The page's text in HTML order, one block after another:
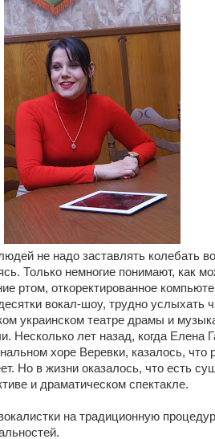
не надо заставлять колебать
Только немногие понимают, как
ртом, откоректированное
вокал-шоу, трудно услыхать
украинском театре драмы и
Несколько лет назад, когда Елена
хоре Веревки, казалось, что
Но в жизни оказалось, что есть
и драматическом спектакле.
на традиционную